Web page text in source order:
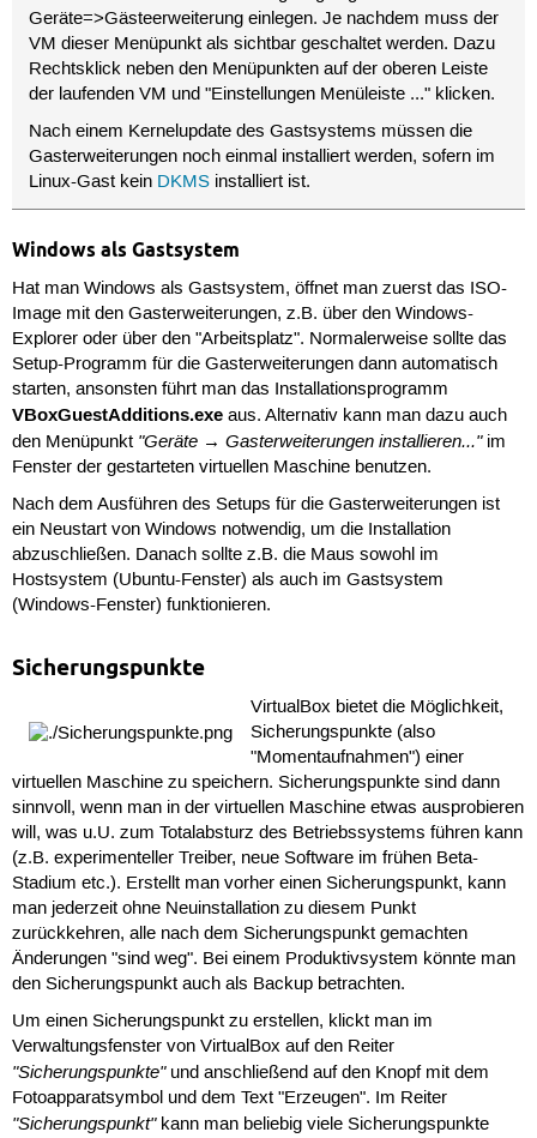
Geräte=>Gästeerweiterung einlegen. Je nachdem muss der
VM dieser Menüpunkt als sichtbar geschaltet werden. Dazu
Rechtsklick neben den Menüpunkten auf der oberen Leiste
der laufenden VM und "Einstellungen Menüleiste ..." klicken.
Nach einem Kernelupdate des Gastsystems müssen die
Gasterweiterungen noch einmal installiert werden, sofern im
Linux-Gast kein DKMS installiert ist.
Windows als Gastsystem
Hat man Windows als Gastsystem, öffnet man zuerst das ISO-
Image mit den Gasterweiterungen, z.B. über den Windows-
Explorer oder über den "Arbeitsplatz". Normalerweise sollte das
Setup-Programm für die Gasterweiterungen dann automatisch
starten, ansonsten führt man das Installationsprogramm
VBoxGuestAdditions.exeaus. Alternativ kann man dazu auch
den Menüpunkt "Geräte → Gasterweiterungen installieren..."im
Fenster der gestarteten virtuellen Maschine benutzen.
Nach dem Ausführen des Setups für die Gasterweiterungen ist
ein Neustart von Windows notwendig, um die Installation
abzuschließen. Danach sollte z.B. die Maus sowohl im
Hostsystem (Ubuntu-Fenster) als auch im Gastsystem
(Windows-Fenster) funktionieren.
Sicherungspunkte
VirtualBox bietet die Möglichkeit,
Sicherungspunkte (also
"Momentaufnahmen") einer
virtuellen Maschine zu speichern. Sicherungspunkte sind dann
sinnvoll, wenn man in der virtuellen Maschine etwas ausprobieren
will, was u.U. zum Totalabsturz des Betriebssystems führen kann
(z.B. experimenteller Treiber, neue Software im frühen Beta-
Stadium etc.). Erstellt man vorher einen Sicherungspunkt, kann
man jederzeit ohne Neuinstallation zu diesem Punkt
zurückkehren, alle nach dem Sicherungspunkt gemachten
Änderungen "sind weg". Bei einem Produktivsystem könnte man
den Sicherungspunkt auch als Backup betrachten.
Um einen Sicherungspunkt zu erstellen, klickt man im
Verwaltungsfenster von VirtualBox auf den Reiter
"Sicherungspunkte"und anschließend auf den Knopf mit dem
Fotoapparatsymbol und dem Text "Erzeugen". Im Reiter
"Sicherungspunkt"kann man beliebig viele Sicherungspunkte